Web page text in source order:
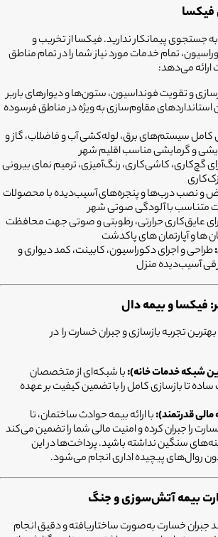
فیکسا
جستجوی پیمانکار ندارید. فیکسا از تخریب و
تمام خدمات مورد نیاز شما را در تمام مناطق
ارائه می‌دهد:
و تقویت فونداسیون، ستون‌ها و دیوارهای باربر
استانداردهای مقاوم‌سازی به ویژه در مناطق فرسوده
کامل سیستم‌های برق، لوله‌کشی آب و فاضلاب، گاز و
و گرمایشی مناسب اقلیم شهر
گچ‌کاری، کاشی‌کاری، رنگ‌آمیزی، ترمیم نمای بیرونی
و نصب درب‌ها و پنجره‌های آسیب‌دیده با محصولات
متناسب با آلودگی صوتی شهر
عایق‌کاری حرارتی، رطوبتی و صوتی جهت محافظت
ها و آپارتمان های پاکدشت
طراحی و اجرای دکوراسیون، کابینت، کمد دیواری و
آسیب‌دیده منزل
فیکسا و بیمه دال
تجربه بازسازی و جبران خسارت را در
شبکه خدمات خانه):با شبکه‌ای از متخصصان
ساده تا بازسازی کامل را با تضمین کیفیت بر عهده
قدرتمند):با ارائه بیمه حوادث ساختمان، تا
را جبران کرده و امنیت مالی شما را تضمین می‌کند
سنگین نداشته باشید. پرداخت‌ها در این
روال‌های پیچیده اداری انجام می‌شود.
بیمه آتش‌سوزی و جنگ
جبران خسارت به‌صورت ساختاریافته و دقیق انجام